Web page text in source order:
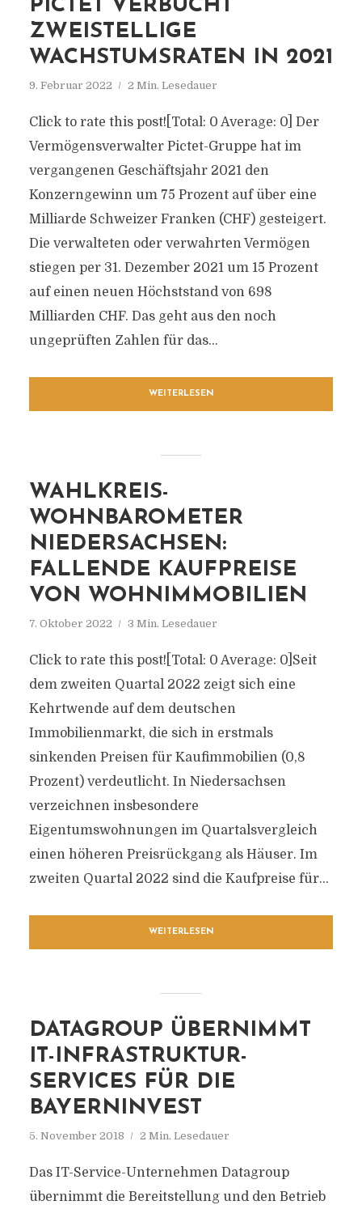
PICTET VERBUCHT
ZWEISTELLIGE
WACHSTUMSRATEN IN 2021
9. Februar 2022 2 Min. Lesedauer
Click to rate this post![Total: 0 Average: 0] Der
Vermögensverwalter Pictet-Gruppe hat im
vergangenen Geschäftsjahr 2021 den
Konzerngewinn um 75 Prozent auf über eine
Milliarde Schweizer Franken (CHF) gesteigert.
Die verwalteten oder verwahrten Vermögen
stiegen per 31. Dezember 2021 um 15 Prozent
auf einen neuen Höchststand von 698
Milliarden CHF. Das geht aus den noch
ungeprüften Zahlen für das...
WEITERLESEN
WAHLKREIS-
WOHNBAROMETER
NIEDERSACHSEN:
FALLENDE KAUFPREISE
VON WOHNIMMOBILIEN
7. Oktober 2022 3 Min. Lesedauer
Click to rate this post![Total: 0 Average: 0]Seit
dem zweiten Quartal 2022 zeigt sich eine
Kehrtwende auf dem deutschen
Immobilienmarkt, die sich in erstmals
sinkenden Preisen für Kaufimmobilien (0,8
Prozent) verdeutlicht. In Niedersachsen
verzeichnen insbesondere
Eigentumswohnungen im Quartalsvergleich
einen höheren Preisrückgang als Häuser. Im
zweiten Quartal 2022 sind die Kaufpreise für...
WEITERLESEN
DATAGROUP ÜBERNIMMT
IT-INFRASTRUKTUR-
SERVICES FÜR DIE
BAYERNINVEST
5. November 2018 2 Min. Lesedauer
Das IT-Service-Unternehmen Datagroup
übernimmt die Bereitstellung und den Betrieb